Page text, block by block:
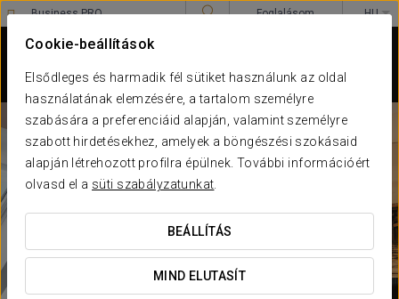
Cookie-beállítások
Elsődleges és harmadik fél sütiket használunk az oldal
használatának elemzésére, a tartalom személyre
szabására a preferenciáid alapján, valamint személyre
szabott hirdetésekhez, amelyek a böngészési szokásaid
alapján létrehozott profilra épülnek. További információért
olvasd el a süti szabályzatunkat
BEÁLLÍTÁS
MIND ELUTASÍT
Business PRO
Foglalásom HU
****
Budapest